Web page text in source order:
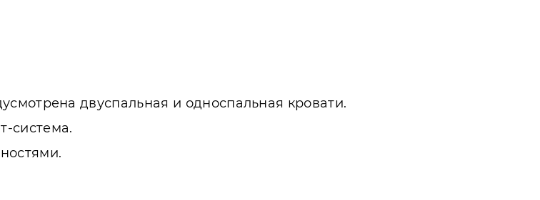
двуспальная и односпальная кровати.
система.